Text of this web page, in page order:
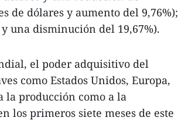
de dólares y aumento del 9,76%);
una disminución del 19,67%).
el poder adquisitivo del
como Estados Unidos, Europa,
la producción como a la
los primeros siete meses de este